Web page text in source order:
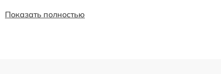
Показать полностью